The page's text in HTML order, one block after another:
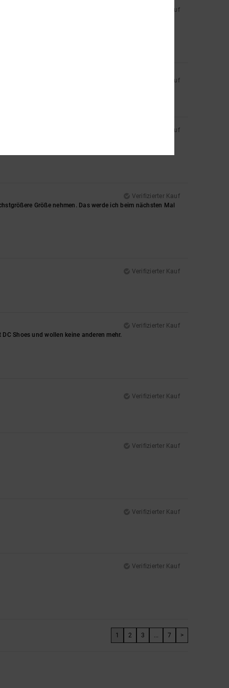
Verifizierter Kauf
Verifizierter Kauf
Verifizierter Kauf
Verifizierter Kauf
Größe nehmen. Das werde ich beim nächsten Mal
Verifizierter Kauf
Verifizierter Kauf
Shoes und wollen keine anderen mehr.
Verifizierter Kauf
Verifizierter Kauf
Verifizierter Kauf
Verifizierter Kauf
1 2 3 ... 7 >